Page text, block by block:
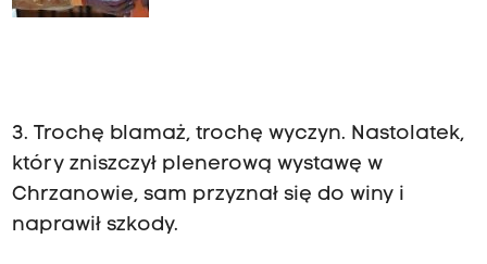
3. Trochę blamaż, trochę wyczyn. Nastolatek,
który zniszczył plenerową wystawę w
Chrzanowie, sam przyznał się do winy i
naprawił szkody.